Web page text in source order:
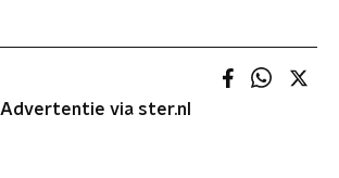
Advertentie via ster.nl